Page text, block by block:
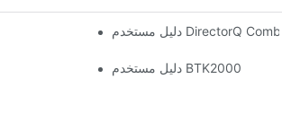
دليل مستخدم DirectorQ Combo
دليل مستخدم BTK2000